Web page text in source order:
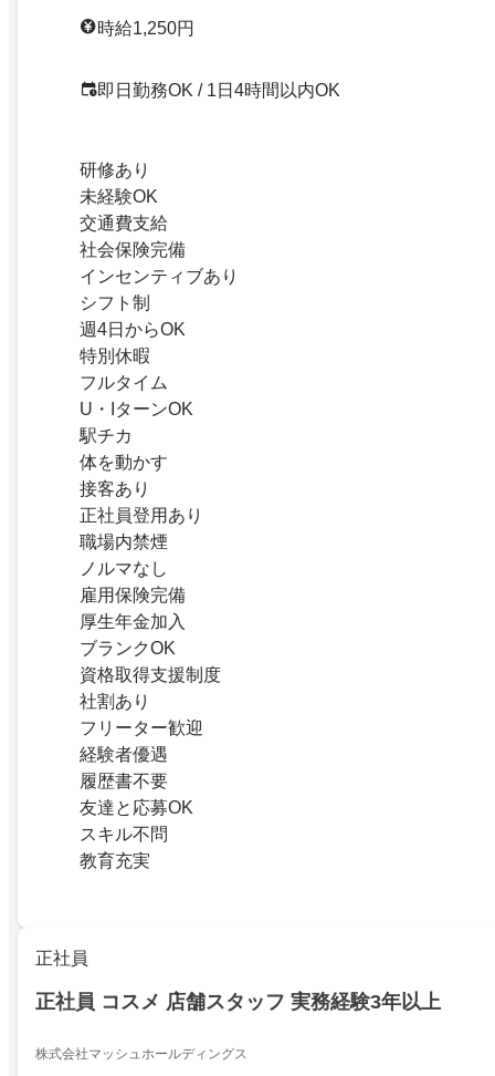
時給1,250円
即日勤務OK / 1日4時間以内OK
研修あり
未経験OK
交通費支給
社会保険完備
インセンティブあり
シフト制
週4日からOK
特別休暇
フルタイム
U・IターンOK
駅チカ
体を動かす
接客あり
正社員登用あり
職場内禁煙
ノルマなし
雇用保険完備
厚生年金加入
ブランクOK
資格取得支援制度
社割あり
フリーター歓迎
経験者優遇
履歴書不要
友達と応募OK
スキル不問
教育充実
正社員
正社員 コスメ 店舗スタッフ 実務経験3年以上
株式会社マッシュホールディングス